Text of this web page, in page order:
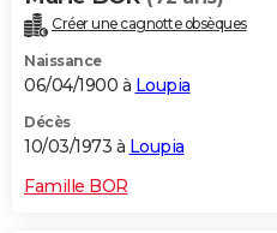
Créer une cagnotte obsèques
Naissance
06/04/1900 à Loupia
Décès
10/03/1973 à Loupia
Famille BOR